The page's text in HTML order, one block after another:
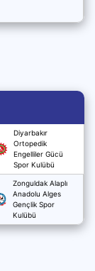
Diyarbakır
Ortopedik
Engelliler Gücü
Spor Kulübü
Zonguldak Alaplı
Anadolu Alges
Gençlik Spor
Kulübü